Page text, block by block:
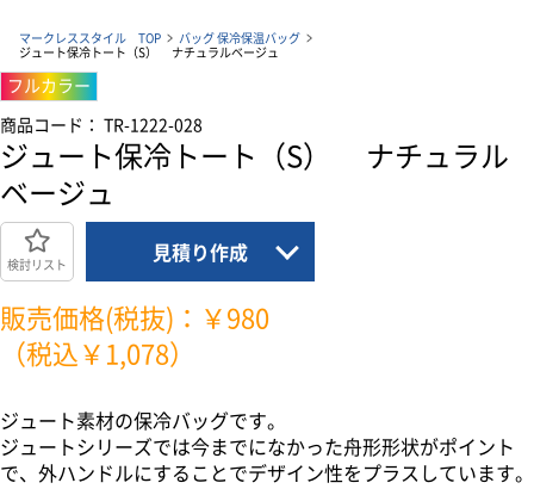
マークレススタイル TOP バッグ 保冷保温バッグ
ジュート保冷トート（S） ナチュラルベージュ
フルカラー
商品コード： TR-1222-028
ジュート保冷トート（S） ナチュラル
ベージュ
検討リスト
見積り作成
販売価格(税抜)：￥980
（税込￥1,078）
ジュート素材の保冷バッグです。
ジュートシリーズでは今までになかった舟形形状がポイント
で、外ハンドルにすることでデザイン性をプラスしています。